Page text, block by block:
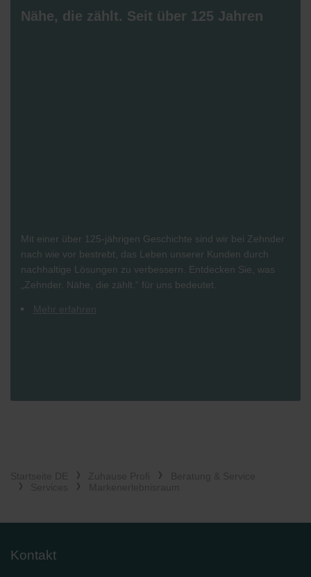
Nähe, die zählt. Seit über 125 Jahren
Mit einer über 125-jährigen Geschichte sind wir bei Zehnder
nach wie vor bestrebt, das Leben unserer Kunden durch
nachhaltige Lösungen zu verbessern. Entdecken Sie, was
„Zehnder. Nähe, die zählt.“ für uns bedeutet.
Mehr erfahren
Kontakt